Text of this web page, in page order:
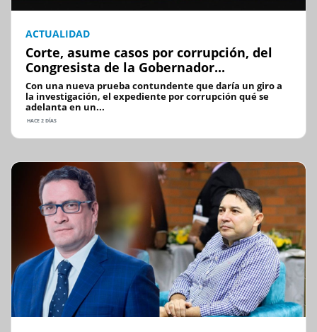
ACTUALIDAD
Corte, asume casos por corrupción, del
Congresista de la Gobernador...
Con una nueva prueba contundente que daría un giro a
la investigación, el expediente por corrupción qué se
adelanta en un...
HACE 2 DÍAS